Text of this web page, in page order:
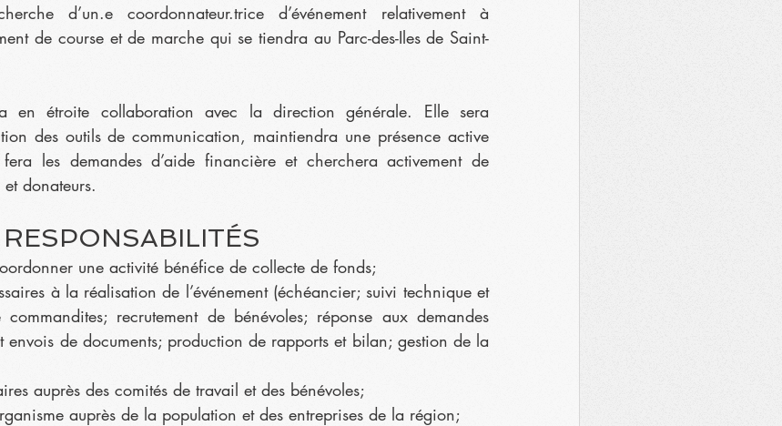
d’un.e coordonnateur.trice d’événement relativement à
de course et de marche qui se tiendra au Parc-des-Iles de Saint-
en étroite collaboration avec la direction générale. Elle sera
des outils de communication, maintiendra une présence active
les demandes d’aide financière et cherchera activement de
donateurs.
une activité bénéfice de collecte de fonds;
à la réalisation de l’événement (échéancier; suivi technique et
recrutement de bénévoles; réponse aux demandes
envois de documents; production de rapports et bilan; gestion de la
auprès des comités de travail et des bénévoles;
auprès de la population et des entreprises de la région;